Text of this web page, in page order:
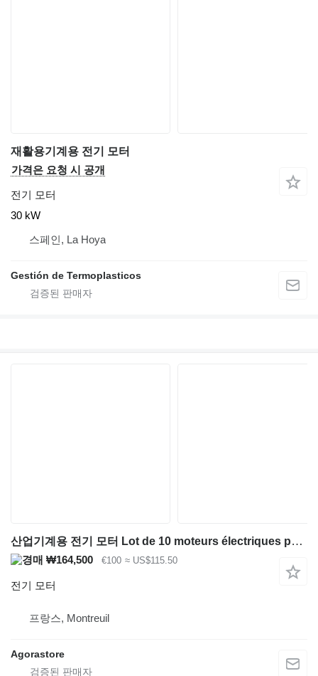
재활용기계용 전기 모터
가격은 요청 시 공개
전기 모터
30 kW
스페인, La Hoya
Gestión de Termoplasticos
산업기계용 전기 모터 Lot de 10 moteurs électriques pour ferraille 1t6
₩164,500 €100 ≈ US$115.50
전기 모터
프랑스, Montreuil
Agorastore